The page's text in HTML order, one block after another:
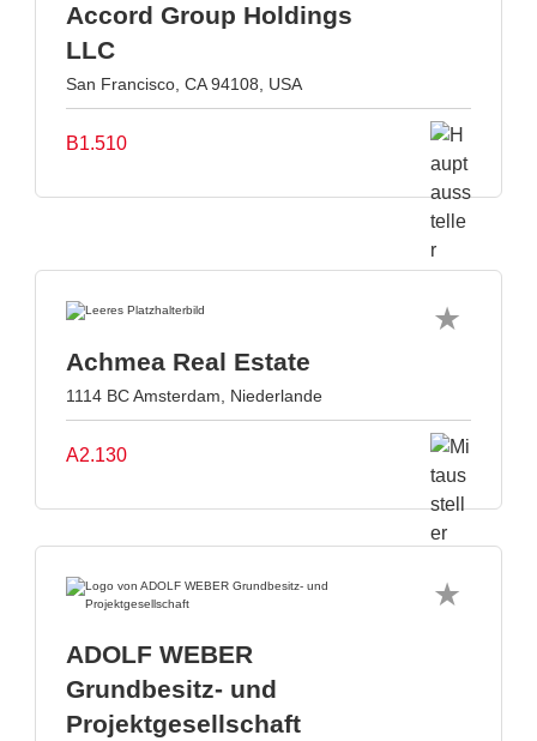
Accord Group Holdings
LLC
San Francisco, CA 94108, USA
B1.510
Achmea Real Estate
1114 BC Amsterdam, Niederlande
A2.130
ADOLF WEBER
Grundbesitz- und
Projektgesellschaft